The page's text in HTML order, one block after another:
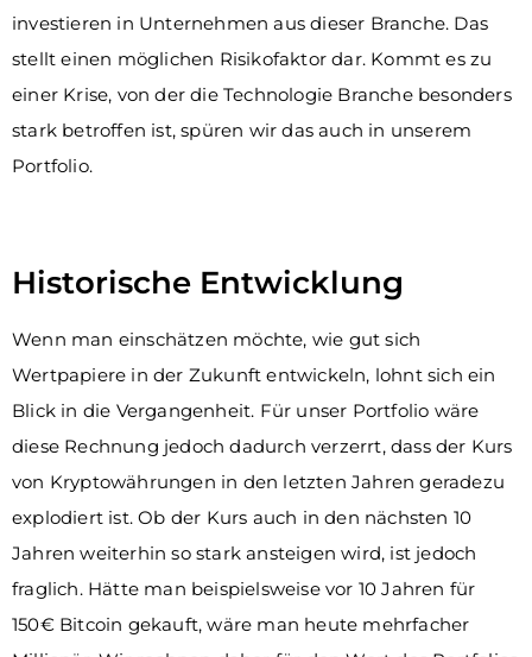
investieren in Unternehmen aus dieser Branche. Das
stellt einen möglichen Risikofaktor dar. Kommt es zu
einer Krise, von der die Technologie Branche besonders
stark betroffen ist, spüren wir das auch in unserem
Portfolio.
Historische Entwicklung
Wenn man einschätzen möchte, wie gut sich
Wertpapiere in der Zukunft entwickeln, lohnt sich ein
Blick in die Vergangenheit. Für unser Portfolio wäre
diese Rechnung jedoch dadurch verzerrt, dass der Kurs
von Kryptowährungen in den letzten Jahren geradezu
explodiert ist. Ob der Kurs auch in den nächsten 10
Jahren weiterhin so stark ansteigen wird, ist jedoch
fraglich. Hätte man beispielsweise vor 10 Jahren für
150€ Bitcoin gekauft, wäre man heute mehrfacher